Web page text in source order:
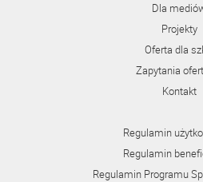
Dla
Projekty
Oferta dla
Zapytania
Kontakt
Regulamin
Regulamin
Regulamin Programu